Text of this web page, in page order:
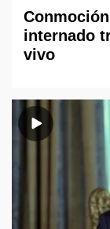
internado
vivo